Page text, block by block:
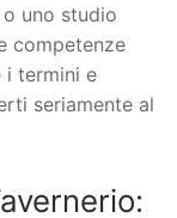
uno studio
competenze
i termini e
seriamente al